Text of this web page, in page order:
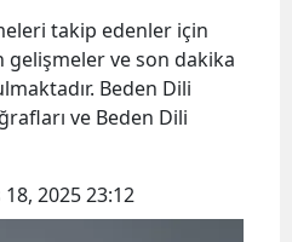
takip edenler için
gelişmeler ve son dakika
Beden Dili
ve Beden Dili
18, 2025 23:12